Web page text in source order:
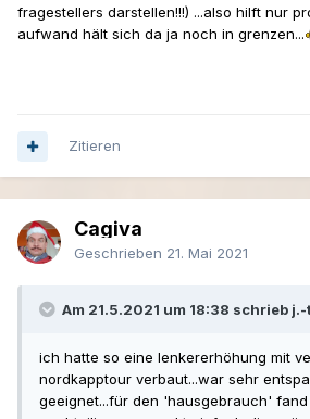
fragestellers darstellen!!!) ...also hilft nur
aufwand hält sich da ja noch in grenzen...
Zitieren
Cagiva
Geschrieben 21. Mai 2021
Am 21.5.2021 um 18:38 schrieb
ich hatte so eine lenkererhöhung mit
nordkapptour verbaut...war sehr
geeignet...für den 'hausgebrauch'